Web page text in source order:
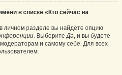
в списке «Кто сейчас на
личном разделе вы найдёте опцию
. ВыберитеДа, и вы будете
и самому себе. Для всех